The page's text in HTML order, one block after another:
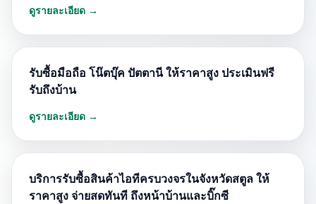
ดูรายละเอียด →
รับซื้อมือถือ โน๊ตบุ๊ค ปัตตานี ให้ราคาสูง ประเมินฟรี
รับถึงบ้าน
ดูรายละเอียด →
บริการรับซื้อสินค้าไอทีครบวงจรในจังหวัดสตูล ให้
ราคาสูง จ่ายสดทันที ถึงหน้าบ้านและบิ๊กซี